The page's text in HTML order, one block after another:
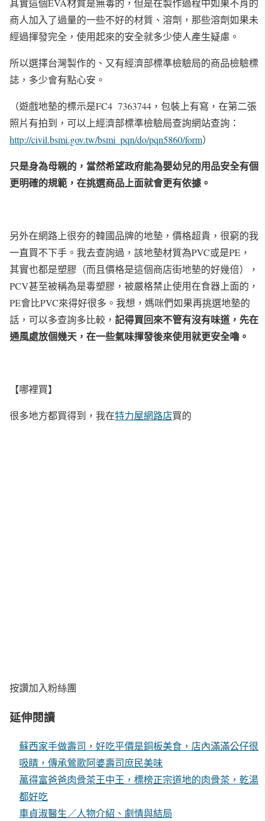
其實這個EVA材質是無毒的，但是在製作過程中如果不肖的
商人加入了過量的一些不好的材質、溶劑，那些溶劑如果未
經過揮發完全，使用起來的安全就多少使人產生疑慮。
所以選擇台灣製作的、又有經濟部標準檢驗局的商品檢驗標
誌，多少會有點心安。
（遊戲地墊的標示是FC4 7363744，包裝上有寫，在第二張
照片有拍到，可以上經濟部標準檢驗局查詢網站查詢：
http://civil.bsmi.gov.tw/bsmi_pqn/do/pqn5860/form）
只是身為母親的，當然希望政府能為嬰幼兒的用品安全有個
更明確的規範，在挑選商品上面就會更有依據。
另外在網路上很夯的韓國品牌的地墊，價格超貴，很窮的我
一直買不下手。我去查詢過，該地墊材質為PVC或是PE，
其實也都是塑膠（而且價格是這個商店街地墊的好幾倍），
PCV甚至被稱為是毒塑膠，被嚴格禁止使用在食器上面的，
PE會比PVC來得好很多。我想，媽咪們如果再挑選地墊的
話，可以多查詢多比較， 記得買回來不管有沒有味道，先在
通風處放個幾天，在一些氣味揮發後來使用就更安全嚕。
【哪裡買】
很多地方都買得到，我在特力屋網路店買的
按讚加入粉絲團
延伸閱讀
蘇西家手做壽司，好吃平價是銅板美食，店內滿滿公仔很
吸睛，傳承鶯歌阿婆壽司庶民美味
萬得富爸爸肉骨茶王中王，標榜正宗道地的肉骨茶，乾湯
都好吃
車貞淑醫生／人物介紹、劇情與結局